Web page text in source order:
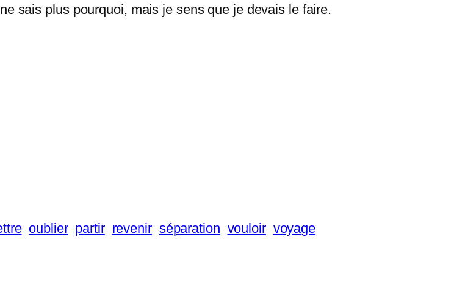
sais plus pourquoi, mais je sens que je devais le faire.
oublier partir revenir séparation vouloir voyage